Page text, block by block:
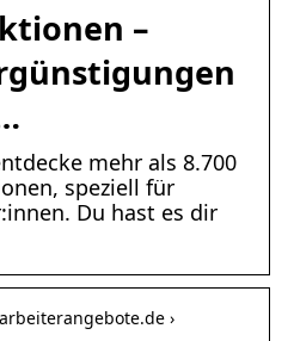
–
mehr als 8.700
speziell für
Du hast es dir
›